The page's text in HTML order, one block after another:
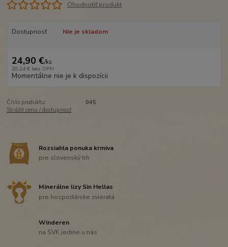
Ohodnotiť produkt
Dostupnosť Nie je skladom
24,90 €/ks
20,24 € bez DPH
Momentálne nie je k dispozícii
Číslo produktu:
045
Strážiť cenu / dostupnosť
Rozsiahla ponuka krmiva
pre slovenský trh
Minerálne lizy Sin Hellas
pre hospodárske zvieratá
Winderen
na SVK jedine u nás